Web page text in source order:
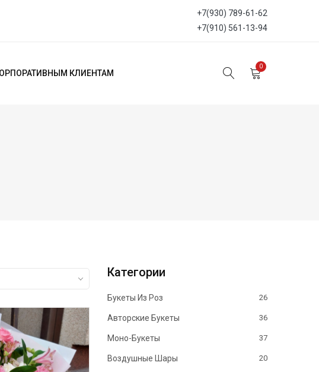
+7(930) 789-61-62
+7(910) 561-13-94
КЛИЕНТАМ
0
Категории
Букеты Из Роз 26
Авторские Букеты 36
Моно-Букеты 37
Воздушные Шары 20